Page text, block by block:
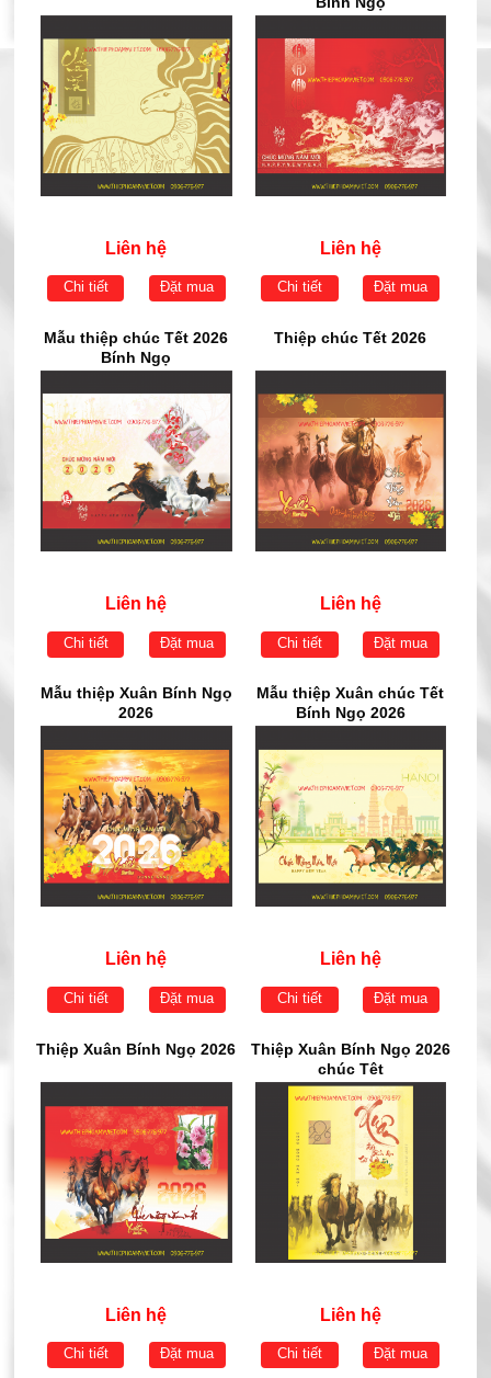
Liên hệ
Chi tiết Đặt mua
Liên hệ
Chi tiết Đặt mua
Mẫu thiệp chúc Tết 2026
Bính Ngọ
Liên hệ
Chi tiết Đặt mua
Thiệp chúc Tết 2026
Liên hệ
Chi tiết Đặt mua
Mẫu thiệp Xuân Bính Ngọ
2026
Liên hệ
Chi tiết Đặt mua
Mẫu thiệp Xuân chúc Tết
Bính Ngọ 2026
Liên hệ
Chi tiết Đặt mua
Thiệp Xuân Bính Ngọ 2026
Liên hệ
Chi tiết Đặt mua
Thiệp Xuân Bính Ngọ 2026
chúc Têt
Liên hệ
Chi tiết Đặt mua